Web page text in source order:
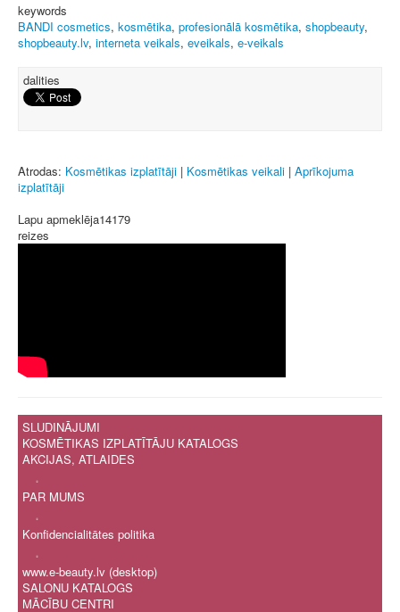
keywords
BANDI cosmetics, kosmētika, profesionālā kosmētika, shopbeauty,
shopbeauty.lv, interneta veikals, eveikals, e-veikals
dalities
Atrodas: Kosmētikas izplatītāji | Kosmētikas veikali | Aprīkojuma
izplatītāji
Lapu apmeklēja14179
reizes
SLUDINĀJUMI
KOSMĒTIKAS IZPLATĪTĀJU KATALOGS
AKCIJAS, ATLAIDES
.
PAR MUMS
.
Konfidencialitātes politika
.
www.e-beauty.lv (desktop)
SALONU KATALOGS
MĀCĪBU CENTRI